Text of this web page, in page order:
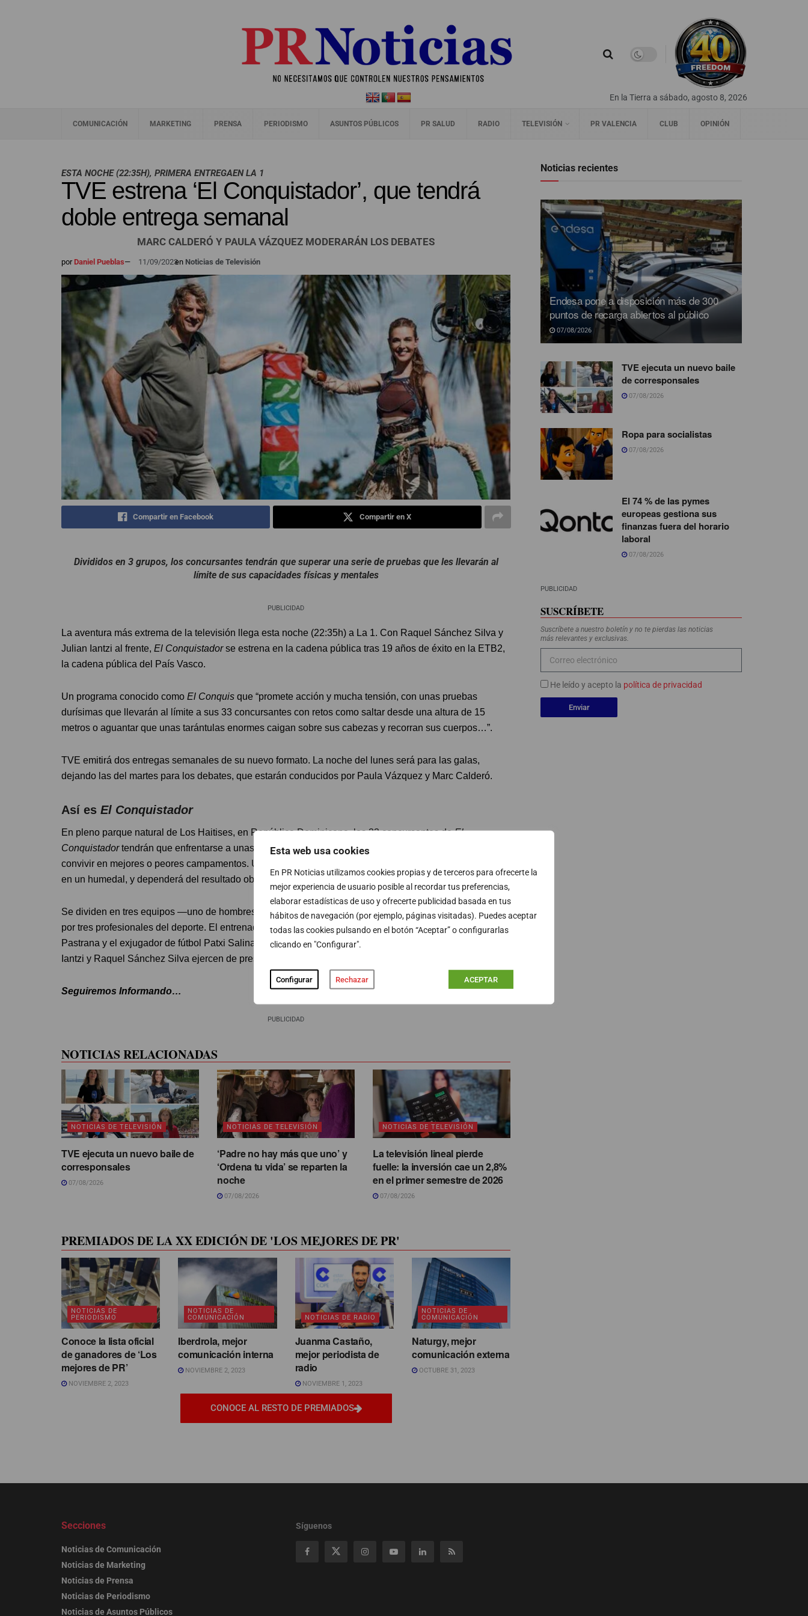
Esta web usa cookies
En PR Noticias utilizamos cookies propias y de terceros para ofrecerte la
mejor experiencia de usuario posible al recordar tus preferencias,
elaborar estadísticas de uso y ofrecerte publicidad basada en tus
hábitos de navegación (por ejemplo, páginas visitadas). Puedes aceptar
todas las cookies pulsando en el botón “Aceptar” o configurarlas
clicando en "Configurar".
Configurar Rechazar ACEPTAR
En la Tierra a sábado, agosto 8, 2026
COMUNICACIÓN MARKETING PRENSA PERIODISMO ASUNTOS PÚBLICOS PR SALUD RADIO TELEVISIÓN PR VALENCIA CLUB OPINIÓN
ESTA NOCHE (22:35H), PRIMERA ENTREGAEN LA 1
TVE estrena ‘El Conquistador’, que tendrá
doble entrega semanal
MARC CALDERÓ Y PAULA VÁZQUEZ MODERARÁN LOS DEBATES
porDaniel Pueblas— 11/09/2023en Noticias de Televisión
Compartir en Facebook Compartir en X
Divididos en 3 grupos, los concursantes tendrán que superar una serie de pruebas que les llevarán al
límite de sus capacidades físicas y mentales
PUBLICIDAD
La aventura más extrema de la televisión llega esta noche (22:35h) a La 1. Con Raquel Sánchez Silva y
Julian Iantzi al frente, El Conquistadorse estrena en la cadena pública tras 19 años de éxito en la ETB2,
la cadena pública del País Vasco.
Un programa conocido como El Conquis que “promete acción y mucha tensión, con unas pruebas
durísimas que llevarán al límite a sus 33 concursantes con retos como saltar desde una altura de 15
metros o aguantar que unas tarántulas enormes caigan sobre sus cabezas y recorran sus cuerpos…”.
TVE emitirá dos entregas semanales de su nuevo formato. La noche del lunes será para las galas,
dejando las del martes para los debates, que estarán conducidos por Paula Vázquez y Marc Calderó.
Así es El Conquistador
En pleno parque natural de Los Haitises, en República Dominicana, los 33 concursantes deEl
Conquistadortendrán que enfrentarse a unas condiciones y pruebas muy exigentes si quieren ganar… y
convivir en mejores o peores campamentos. Unos tendrán comida, colchón y mosquitera, otros dormirán
en un humedal, y dependerá del resultado obtenido en los retos.
Se dividen en tres equipos —uno de hombres, otro de mujeres y un último mixto— que estarán liderados
por tres profesionales del deporte. El entrenador de fitness Cesc Escolá, la exboxeadora Joana
Pastrana y el exjugador de fútbol Patxi Salinas son los capitanes de los equipos, mientras que Julian
Iantzi y Raquel Sánchez Silva ejercen de presentadores del programa.
Seguiremos Informando…
PUBLICIDAD
NOTICIAS RELACIONADAS
NOTICIAS DE TELEVISIÓN
TVE ejecuta un nuevo baile de
corresponsales
07/08/2026
NOTICIAS DE TELEVISIÓN
‘Padre no hay más que uno’ y
‘Ordena tu vida’ se reparten la
noche
07/08/2026
NOTICIAS DE TELEVISIÓN
La televisión lineal pierde
fuelle: la inversión cae un 2,8%
en el primer semestre de 2026
07/08/2026
PREMIADOS DE LA XX EDICIÓN DE 'LOS MEJORES DE PR'
NOTICIAS DE
PERIODISMO
Conoce la lista oficial
de ganadores de ‘Los
mejores de PR’
NOVIEMBRE 2, 2023
NOTICIAS DE
COMUNICACIÓN
Iberdrola, mejor
comunicación interna
NOVIEMBRE 2, 2023
NOTICIAS DE RADIO
Juanma Castaño,
mejor periodista de
radio
NOVIEMBRE 1, 2023
NOTICIAS DE
COMUNICACIÓN
Naturgy, mejor
comunicación externa
OCTUBRE 31, 2023
CONOCE AL RESTO DE PREMIADOS
Noticias recientes
Endesa pone a disposición más de 300
puntos de recarga abiertos al público
07/08/2026
TVE ejecuta un nuevo baile
de corresponsales
07/08/2026
Ropa para socialistas
07/08/2026
El 74 % de las pymes
europeas gestiona sus
finanzas fuera del horario
laboral
07/08/2026
PUBLICIDAD
SUSCRÍBETE
Suscríbete a nuestro boletín y no te pierdas las noticias
más relevantes y exclusivas.
He leído y acepto la política de privacidad
Enviar
Secciones
Noticias de Comunicación
Noticias de Marketing
Noticias de Prensa
Noticias de Periodismo
Noticias de Asuntos Públicos
Síguenos